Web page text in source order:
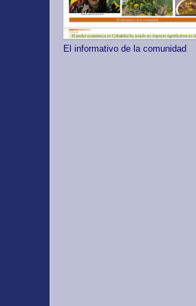
El informativo de la comunidad